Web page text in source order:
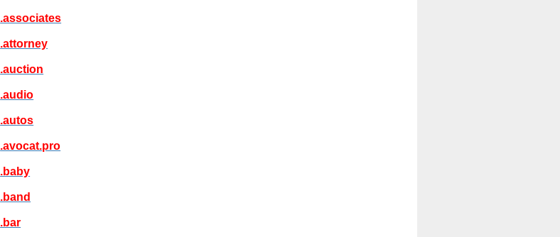
.associates
.attorney
.auction
.audio
.autos
.avocat.pro
.baby
.band
.bar